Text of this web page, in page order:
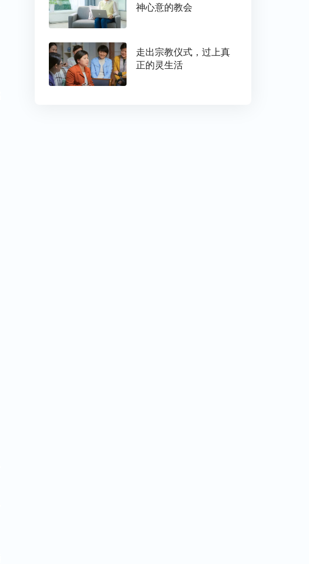
神心意的教会
走出宗教仪式，过上真
正的灵生活